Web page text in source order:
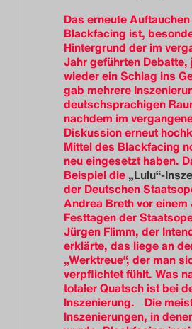
Das erneute
Blackfacing ist,
Hintergrund der im
Jahr geführten Debatte,
wieder ein Schlag ins
gab mehrere
deutschsprachigen
nachdem im
Diskussion erneut
Mittel des Blackfacing
neu eingesetzt haben.
Beispiel die „Lulu“-
der Deutschen
Andrea Breth vor einem
Festtagen der
Jürgen Flimm, der
erklärte, das liege an
„Werktreue“, der man
verpflichtet fühlt. Was
totaler Quatsch ist bei
Inszenierung. Die
Inszenierungen, in